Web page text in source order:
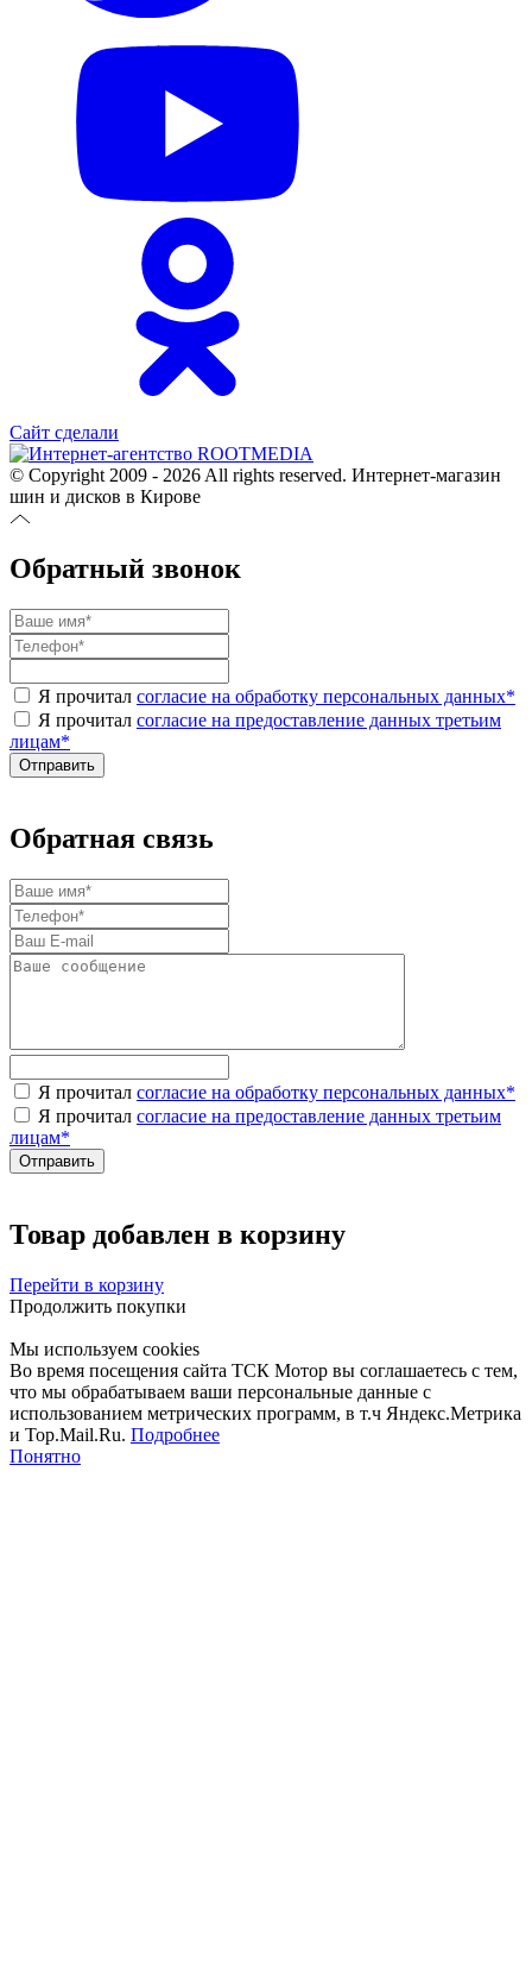
Сайт сделали
© Copyright 2009 - 2026 All rights reserved. Интернет-магазин
шин и дисков в Кирове
Обратный звонок
Я прочитал согласие на обработку персональных данных*
Я прочитал согласие на предоставление данных третьим
лицам*
Обратная связь
Я прочитал согласие на обработку персональных данных*
Я прочитал согласие на предоставление данных третьим
лицам*
Товар добавлен в корзину
Перейти в корзину
Продолжить покупки
Мы используем cookies
Во время посещения сайта ТСК Мотор вы соглашаетесь с тем,
что мы обрабатываем ваши персональные данные с
использованием метрических программ, в т.ч Яндекс.Метрика
и Top.Mail.Ru. Подробнее
Понятно